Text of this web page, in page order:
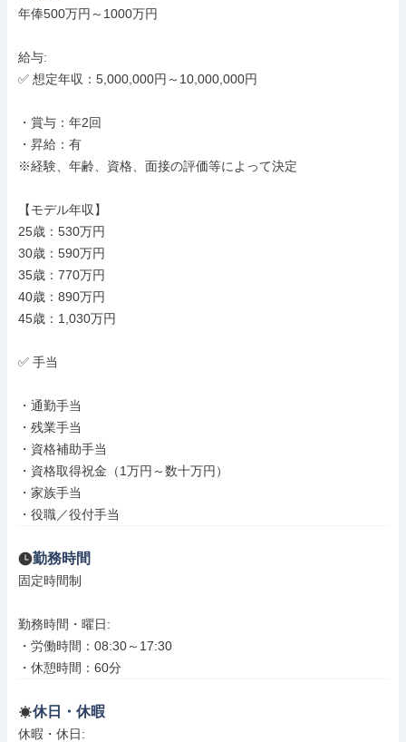
年俸500万円～1000万円
給与:
✅ 想定年収：5,000,000円～10,000,000円
・賞与：年2回
・昇給：有
※経験、年齢、資格、面接の評価等によって決定
【モデル年収】
25歳：530万円
30歳：590万円
35歳：770万円
40歳：890万円
45歳：1,030万円
✅ 手当
・通勤手当
・残業手当
・資格補助手当
・資格取得祝金（1万円～数十万円）
・家族手当
・役職／役付手当
勤務時間
固定時間制
勤務時間・曜日:
・労働時間：08:30～17:30
・休憩時間：60分
休日・休暇
休暇・休日: